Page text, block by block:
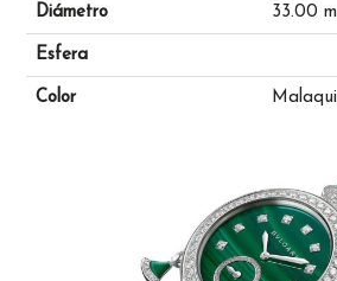
Diámetro 33.00
Esfera
Color